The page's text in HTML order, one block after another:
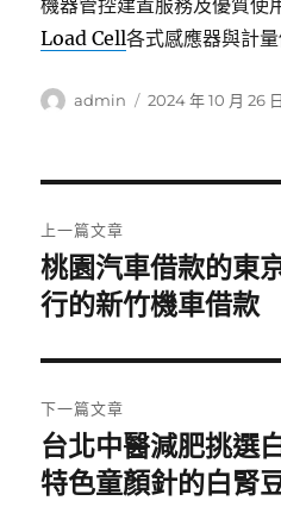
機器管控建置服務及優質使
Load Cell各式感應器與計
作
admin
發
2024 年 10 月 26 日
章
導
覽
上一篇文章
上
一
文
章:
桃園汽車借款的東
行的新竹機車借款
下一篇文章
下
一
台北中醫減肥挑選
特色童顏針的白腎